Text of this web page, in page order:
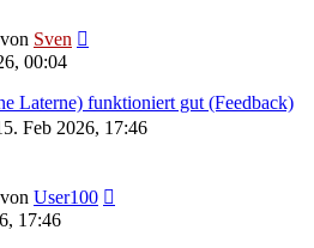
von Sven
00:04
Laterne) funktioniert gut (Feedback)
Feb 2026, 17:46
von User100
17:46